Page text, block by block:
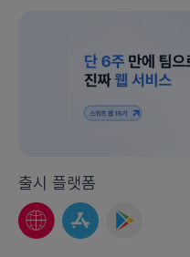
출시 플랫폼